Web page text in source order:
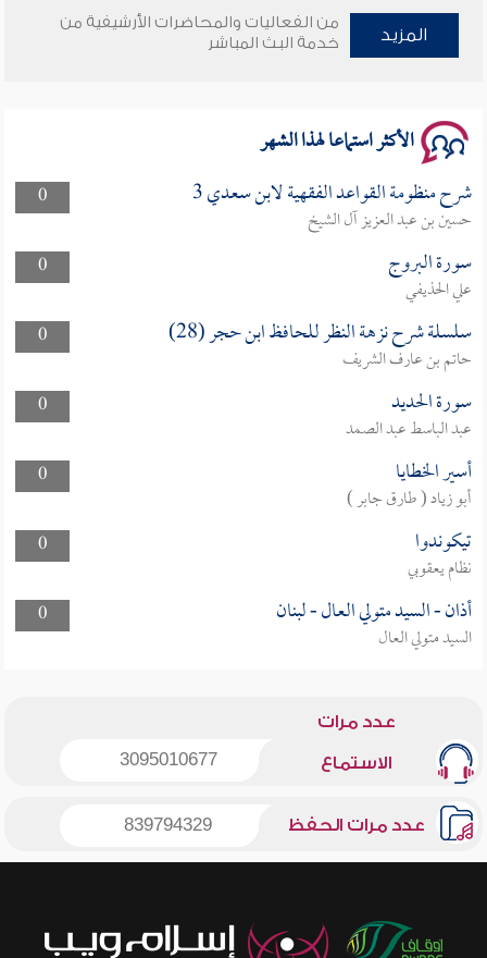
وأمنهم من خوف 9
المزيد
من الفعاليات والمحاضرات الأرشيفية من
خدمة البث المباشر
الأكثر استماعا لهذا الشهر
0 شرح منظومة القواعد الفقهية لابن سعدي 3
حسين بن عبد العزيز آل الشيخ
0
سورة البروج
علي الحذيفي
0
سلسلة شرح نزهة النظر للحافظ ابن حجر (28)
حاتم بن عارف الشريف
0
سورة الحديد
عبد الباسط عبد الصمد
0
أسير الخطايا
أبو زياد ( طارق جابر )
0
تيكوندوا
نظام يعقوبي
0
أذان - السيد متولي العال - لبنان
السيد متولي العال
عدد مرات
الاستماع 3095010677
عدد مرات الحفظ 839794329